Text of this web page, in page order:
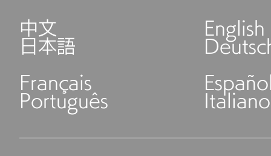
中文 English
日本語
Français
Português Italiano